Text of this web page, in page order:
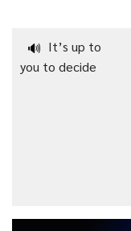
🔊 It’s up to
you to decide